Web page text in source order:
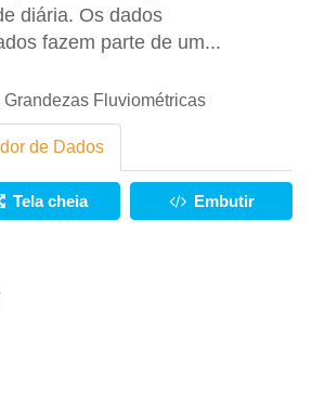
diária. Os dados
fazem parte de um...
Grandezas Fluviométricas
de Dados
Tela cheia Embutir